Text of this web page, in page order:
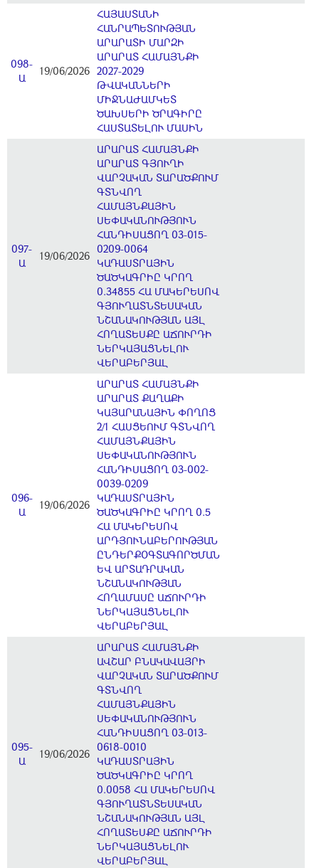
098-
Ա
19/06/2026
ՀԱՅԱՍՏԱՆԻ
ՀԱՆՐԱՊԵՏՈՒԹՅԱՆ
ԱՐԱՐԱՏԻ ՄԱՐԶԻ
ԱՐԱՐԱՏ ՀԱՄԱՅՆՔԻ
2027-2029
ԹՎԱԿԱՆՆԵՐԻ
ՄԻՋՆԱԺԱՄԿԵՏ
ԾԱԽՍԵՐԻ ԾՐԱԳԻՐԸ
ՀԱՍՏԱՏԵԼՈՒ ՄԱՍԻՆ
097-
Ա
19/06/2026
ԱՐԱՐԱՏ ՀԱՄԱՅՆՔԻ
ԱՐԱՐԱՏ ԳՅՈՒՂԻ
ՎԱՐՉԱԿԱՆ ՏԱՐԱԾՔՈՒՄ
ԳՏՆՎՈՂ
ՀԱՄԱՅՆՔԱՅԻՆ
ՍԵՓԱԿԱՆՈՒԹՅՈՒՆ
ՀԱՆԴԻՍԱՑՈՂ 03-015-
0209-0064
ԿԱԴԱՍՏՐԱՅԻՆ
ԾԱԾԿԱԳՐԻԸ ԿՐՈՂ
0.34855 ՀԱ ՄԱԿԵՐԵՍՈՎ
ԳՅՈՒՂԱՏՆՏԵՍԱԿԱՆ
ՆՇԱՆԱԿՈՒԹՅԱՆ ԱՅԼ
ՀՈՂԱՏԵՍՔԸ ԱՃՈՒՐԴԻ
ՆԵՐԿԱՅԱՑՆԵԼՈՒ
ՎԵՐԱԲԵՐՅԱԼ
096-
Ա
19/06/2026
ԱՐԱՐԱՏ ՀԱՄԱՅՆՔԻ
ԱՐԱՐԱՏ ՔԱՂԱՔԻ
ԿԱՅԱՐԱՆԱՅԻՆ ՓՈՂՈՑ
2/1 ՀԱՍՑԵՈՒՄ ԳՏՆՎՈՂ
ՀԱՄԱՅՆՔԱՅԻՆ
ՍԵՓԱԿԱՆՈՒԹՅՈՒՆ
ՀԱՆԴԻՍԱՑՈՂ 03-002-
0039-0209
ԿԱԴԱՍՏՐԱՅԻՆ
ԾԱԾԿԱԳՐԻԸ ԿՐՈՂ 0.5
ՀԱ ՄԱԿԵՐԵՍՈՎ
ԱՐԴՅՈՒՆԱԲԵՐՈՒԹՅԱՆ
ԸՆԴԵՐՔՕԳՏԱԳՈՐԾՄԱՆ
ԵՎ ԱՐՏԱԴՐԱԿԱՆ
ՆՇԱՆԱԿՈՒԹՅԱՆ
ՀՈՂԱՄԱՍԸ ԱՃՈՒՐԴԻ
ՆԵՐԿԱՅԱՑՆԵԼՈՒ
ՎԵՐԱԲԵՐՅԱԼ
095-
Ա
19/06/2026
ԱՐԱՐԱՏ ՀԱՄԱՅՆՔԻ
ԱՎՇԱՐ ԲՆԱԿԱՎԱՅՐԻ
ՎԱՐՉԱԿԱՆ ՏԱՐԱԾՔՈՒՄ
ԳՏՆՎՈՂ
ՀԱՄԱՅՆՔԱՅԻՆ
ՍԵՓԱԿԱՆՈՒԹՅՈՒՆ
ՀԱՆԴԻՍԱՑՈՂ 03-013-
0618-0010
ԿԱԴԱՍՏՐԱՅԻՆ
ԾԱԾԿԱԳՐԻԸ ԿՐՈՂ
0.0058 ՀԱ ՄԱԿԵՐԵՍՈՎ
ԳՅՈՒՂԱՏՆՏԵՍԱԿԱՆ
ՆՇԱՆԱԿՈՒԹՅԱՆ ԱՅԼ
ՀՈՂԱՏԵՍՔԸ ԱՃՈՒՐԴԻ
ՆԵՐԿԱՅԱՑՆԵԼՈՒ
ՎԵՐԱԲԵՐՅԱԼ